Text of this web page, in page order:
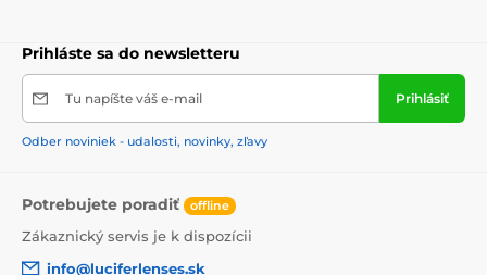
Prihláste sa do newsletteru
Tu napíšte váš e-mail Prihlásiť
Odber noviniek - udalosti, novinky, zľavy
Potrebujete poradiť offline
Zákaznický servis je k dispozícii
info@luciferlenses.sk